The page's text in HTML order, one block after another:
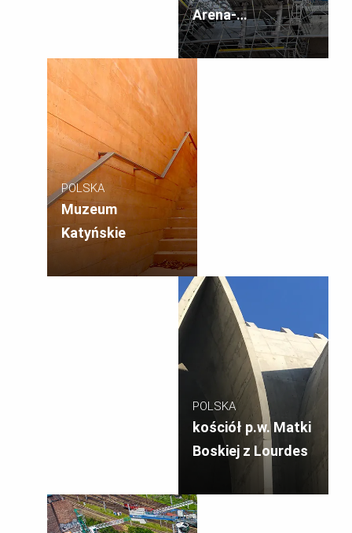
Arena-
Rusztowania
POLSKA
Muzeum
Katyńskie
POLSKA
kościół p.w. Matki
Boskiej z Lourdes